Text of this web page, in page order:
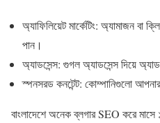
অ্যাফিলিয়েট মার্কেটিং: অ্যামাজন বা
পান।
অ্যাডসেন্স: গুগল অ্যাডসেন্স দিয়ে
স্পনসরড কনটেন্ট: কোম্পানিগুলো
বাংলাদেশে অনেক ব্লগার SEO করে